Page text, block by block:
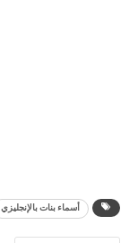
أسماء بنات بالإنجليزي